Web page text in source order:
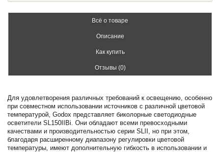
Всё о товаре
Описание
Как купить
Отзывы (0)
Для удовлетворения различных требований к освещению, особенно
при совместном использовании источников с различной цветовой
температурой, Godox представляет биколорные светодиодные
осветители SL150IIBi. Они обладают всеми превосходными
качествами и производительностью серии SLII, но при этом,
благодаря расширенному диапазону регулировки цветовой
температуры, имеют дополнительную гибкость в использовании и